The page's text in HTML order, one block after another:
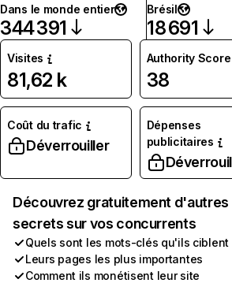
Dans le monde entier
344 391
Brésil
18 691
Visites
81,62 k
Authority Score
38
Coût du trafic
Déverrouiller
Dépenses
publicitaires
Découvrez gratuitement d'autres
secrets sur vos concurrents
Quels sont les mots-clés qu'ils ciblent
Leurs pages les plus importantes
Comment ils monétisent leur site